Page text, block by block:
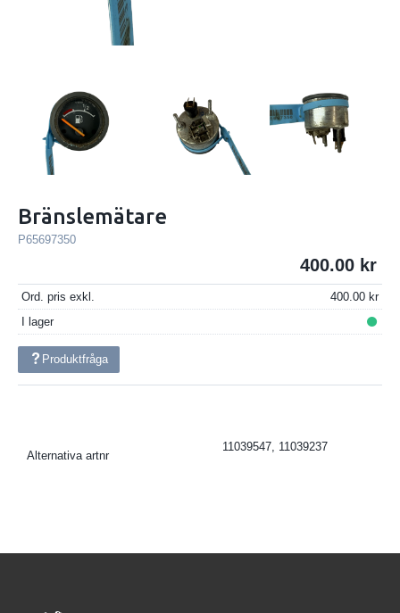
Bränslemätare
P65697350
400.00
Ord. pris exkl.
400.00
I lager
Produktfråga
Alternativa artnr
11039547, 11039237